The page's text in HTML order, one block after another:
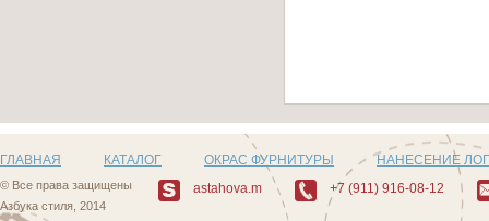
ГЛАВНАЯ КАТАЛОГ ОКРАС ФУРНИТУРЫ НАНЕСЕНИЕ
© Все права защищены
Азбука стиля, 2014
astahova.m +7 (911) 916-08-12